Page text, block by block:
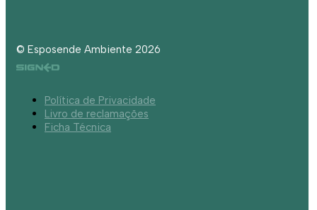
© Esposende Ambiente 2026
Política de Privacidade
Livro de reclamações
Ficha Técnica